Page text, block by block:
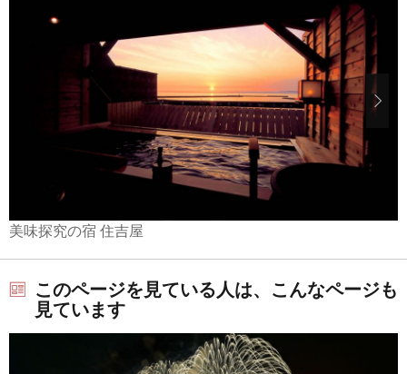
美味探究の宿 住吉屋
このページを見ている人は、こんなページも
見ています